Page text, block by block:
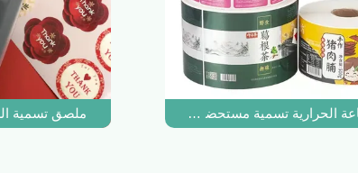
تنقش شخصية
الحرارية تسمية مستحضرات التجميل ملصقات الزفافملصق تسمية